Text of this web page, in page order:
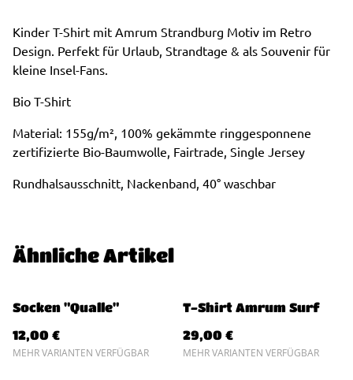
Kinder T-Shirt mit Amrum Strandburg Motiv im Retro
Design. Perfekt für Urlaub, Strandtage & als Souvenir für
kleine Insel-Fans.
Bio T-Shirt
Material: 155g/m², 100% gekämmte ringgesponnene
zertifizierte Bio-Baumwolle, Fairtrade, Single Jersey
Rundhalsausschnitt, Nackenband, 40° waschbar
Ähnliche Artikel
Socken "Qualle"
12,00 €
MEHR VARIANTEN VERFÜGBAR
T-Shirt Amrum Surf
29,00 €
MEHR VARIANTEN VERFÜGBAR